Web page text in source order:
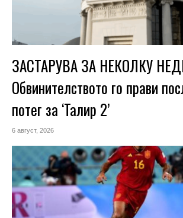
ЗАСТАРУВА ЗА НЕКОЛКУ
Обвинителството го прави
потег за ‘Талир 2’
6 август, 2026